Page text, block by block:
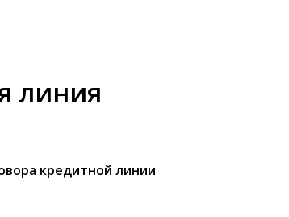
линия
кредитной линии